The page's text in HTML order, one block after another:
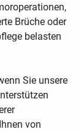
Brüche oder
belasten
Sie unsere
von